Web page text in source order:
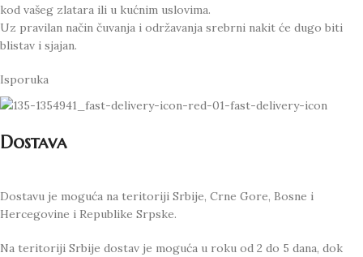
kod vašeg zlatara ili u kućnim uslovima.
Uz pravilan način čuvanja i održavanja srebrni nakit će dugo biti
blistav i sjajan.
Isporuka
Dostava
Dostavu je moguća na teritoriji Srbije, Crne Gore, Bosne i
Hercegovine i Republike Srpske.
Na teritoriji Srbije dostav je moguća u roku od 2 do 5 dana, dok